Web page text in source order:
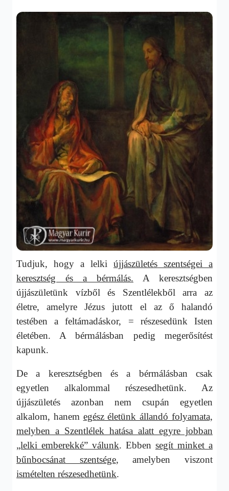
Tudjuk, hogy a lelki újjászületés szentségei a
keresztség és a bérmálás. A keresztségben
újjászületünk vízből és Szentlélekből arra az
életre, amelyre Jézus jutott el az ő halandó
testében a feltámadáskor, = részesedünk Isten
életében. A bérmálásban pedig megerősítést
kapunk.
De a keresztségben és a bérmálásban csak
egyetlen alkalommal részesedhetünk. Az
újjászületés azonban nem csupán egyetlen
alkalom, hanem egész életünk állandó folyamata,
melyben a Szentlélek hatása alatt egyre jobban
„lelki emberekké” válunk. Ebben segít minket a
bűnbocsánat szentsége, amelyben viszont
ismételten részesedhetünk.